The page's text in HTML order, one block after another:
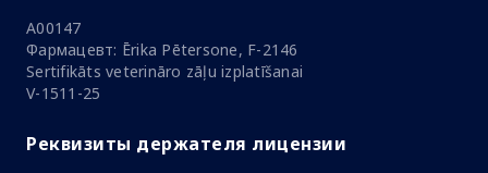
A00147
Фармацевт: Ērika Pētersone, F-2146
Sertifikāts veterināro zāļu izplatīšanai
V-1511-25
Реквизиты держателя лицензии